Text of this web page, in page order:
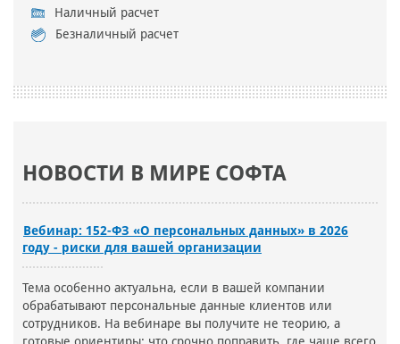
Наличный расчет
Безналичный расчет
НОВОСТИ В МИРЕ СОФТА
Вебинар: 152-ФЗ «О персональных данных» в 2026
году - риски для вашей организации
Тема особенно актуальна, если в вашей компании
обрабатывают персональные данные клиентов или
сотрудников. На вебинаре вы получите не теорию, а